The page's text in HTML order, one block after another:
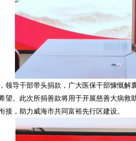
领导干部带头捐款，广大医保干部慷慨
望。此次所捐善款将用于开展慈善大病救
接，助力威海市共同富裕先行区建设。